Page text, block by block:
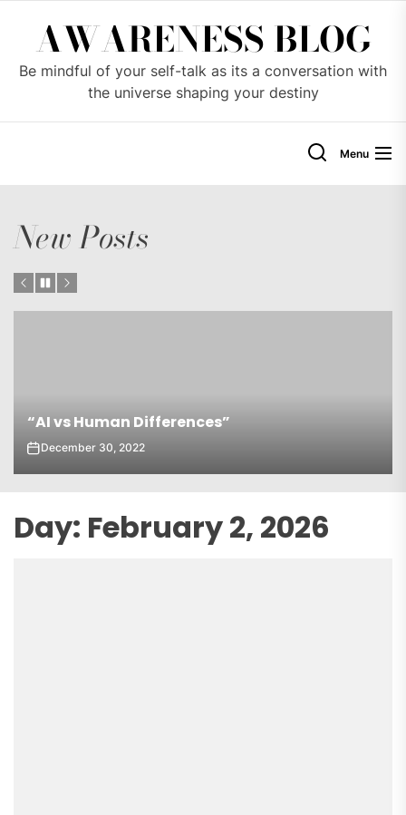
content
AWARENESS BLOG
Be mindful of your self-talk as its a conversation with
the universe shaping your destiny
Menu
New Posts
“AI vs Human Differences”
December 30, 2022
Day: February 2, 2026